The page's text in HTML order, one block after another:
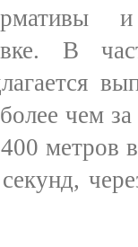
В
чем
метров